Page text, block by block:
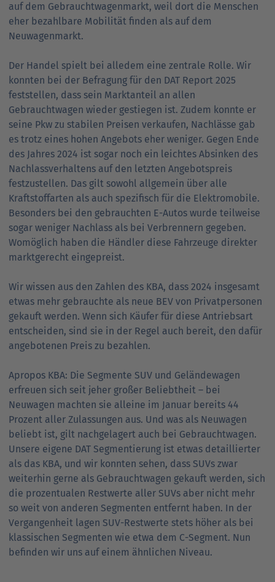
auf dem Gebrauchtwagenmarkt, weil dort die Menschen
eher bezahlbare Mobilität finden als auf dem
Neuwagenmarkt.
Der Handel spielt bei alledem eine zentrale Rolle. Wir
konnten bei der Befragung für den DAT Report 2025
feststellen, dass sein Marktanteil an allen
Gebrauchtwagen wieder gestiegen ist. Zudem konnte er
seine Pkw zu stabilen Preisen verkaufen, Nachlässe gab
es trotz eines hohen Angebots eher weniger. Gegen Ende
des Jahres 2024 ist sogar noch ein leichtes Absinken des
Nachlassverhaltens auf den letzten Angebotspreis
festzustellen. Das gilt sowohl allgemein über alle
Kraftstoffarten als auch spezifisch für die Elektromobile.
Besonders bei den gebrauchten E-Autos wurde teilweise
sogar weniger Nachlass als bei Verbrennern gegeben.
Womöglich haben die Händler diese Fahrzeuge direkter
marktgerecht eingepreist.
Wir wissen aus den Zahlen des KBA, dass 2024 insgesamt
etwas mehr gebrauchte als neue BEV von Privatpersonen
gekauft werden. Wenn sich Käufer für diese Antriebsart
entscheiden, sind sie in der Regel auch bereit, den dafür
angebotenen Preis zu bezahlen.
Apropos KBA: Die Segmente SUV und Geländewagen
erfreuen sich seit jeher großer Beliebtheit – bei
Neuwagen machten sie alleine im Januar bereits 44
Prozent aller Zulassungen aus. Und was als Neuwagen
beliebt ist, gilt nachgelagert auch bei Gebrauchtwagen.
Unsere eigene DAT Segmentierung ist etwas detaillierter
als das KBA, und wir konnten sehen, dass SUVs zwar
weiterhin gerne als Gebrauchtwagen gekauft werden, sich
die prozentualen Restwerte aller SUVs aber nicht mehr
so weit von anderen Segmenten entfernt haben. In der
Vergangenheit lagen SUV-Restwerte stets höher als bei
klassischen Segmenten wie etwa dem C-Segment. Nun
befinden wir uns auf einem ähnlichen Niveau.